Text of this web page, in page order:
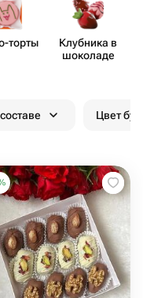
торты
Клубника в
шоколаде
Цвет